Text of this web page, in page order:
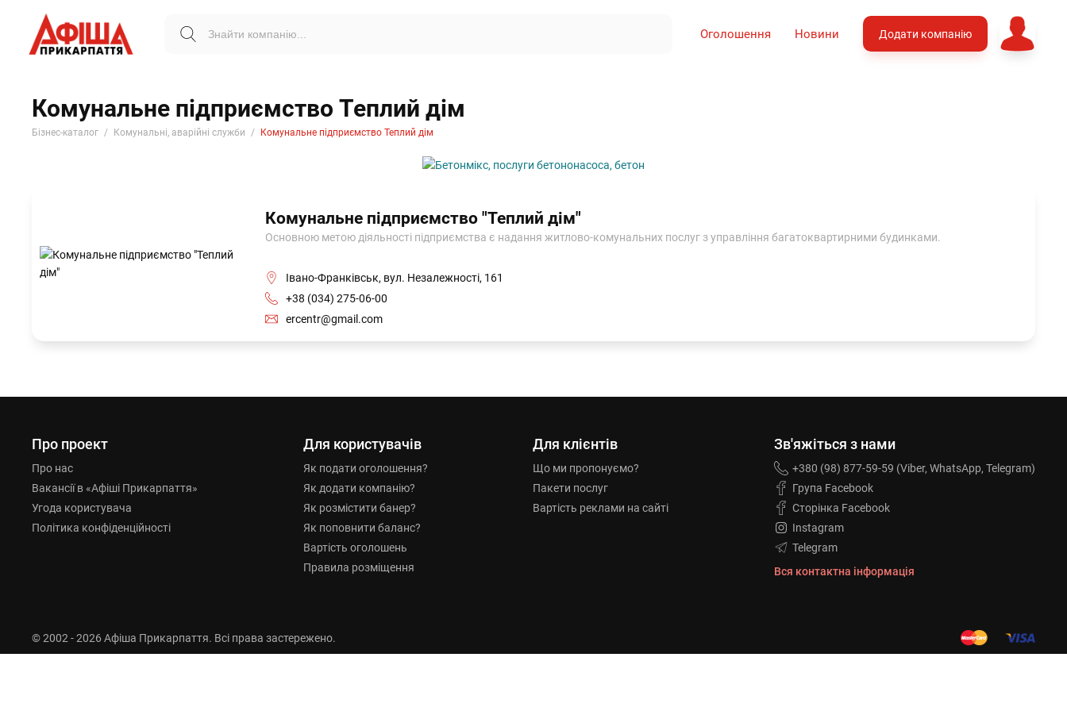
Оголошення Новини Додати компанію
Комунальне підприємство Теплий дім
Бізнес-каталог Комунальні, аварійні служби Комунальне підприємство Теплий дім
Комунальне підприємство "Теплий дім"
Основною метою діяльності підприємства є надання житлово-комунальних послуг з управління багатоквартирними будинками.
Івано-Франківськ, вул. Незалежності, 161
+38 (034) 275-06-00
ercentr@gmail.com
Про проект
Про нас
Вакансії в «Афіші Прикарпаття»
Угода користувача
Політика конфіденційності
Для користувачів
Як подати оголошення?
Як додати компанію?
Як розмістити банер?
Як поповнити баланс?
Вартість оголошень
Правила розміщення
Для клієнтів
Що ми пропонуємо?
Пакети послуг
Вартість реклами на сайті
Зв'яжіться з нами
+380 (98) 877-59-59 (Viber, WhatsApp, Telegram)
Група Facebook
Сторінка Facebook
Instagram
Telegram
Вся контактна інформація
© 2002 - 2026 Афіша Прикарпаття. Всі права застережено.